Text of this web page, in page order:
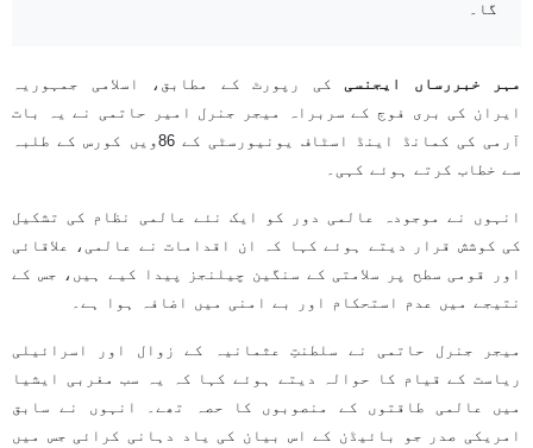
گا۔
مہر خبررساں ایجنسی کی رپورٹ کے مطابق، اسلامی جمہوریہ
ایران کی بری فوج کے سربراہ میجر جنرل امیر حاتمی نے یہ بات
آرمی کی کمانڈ اینڈ اسٹاف یونیورسٹی کے 86ویں کورس کے طلبہ
سے خطاب کرتے ہوئے کہی۔
انہوں نے موجودہ عالمی دور کو ایک نئے عالمی نظام کی تشکیل
کی کوشش قرار دیتے ہوئے کہا کہ ان اقدامات نے عالمی، علاقائی
اور قومی سطح پر سلامتی کے سنگین چیلنجز پیدا کیے ہیں، جس کے
نتیجے میں عدم استحکام اور بے امنی میں اضافہ ہوا ہے۔
میجر جنرل حاتمی نے سلطنتِ عثمانیہ کے زوال اور اسرائیلی
ریاست کے قیام کا حوالہ دیتے ہوئے کہا کہ یہ سب مغربی ایشیا
میں عالمی طاقتوں کے منصوبوں کا حصہ تھے۔ انہوں نے سابق
امریکی صدر جو بائیڈن کے اس بیان کی یاد دہانی کرائی جس میں